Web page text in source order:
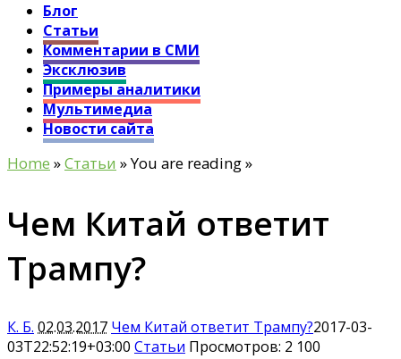
Блог
Статьи
Комментарии в СМИ
Эксклюзив
Примеры аналитики
Мультимедиа
Новости сайта
Home »Статьи » You are reading »
Чем Китай ответит
Трампу?
К. Б. 02.03.2017 Чем Китай ответит Трампу?2017-03-
03T22:52:19+03:00 Статьи Просмотров: 2 100